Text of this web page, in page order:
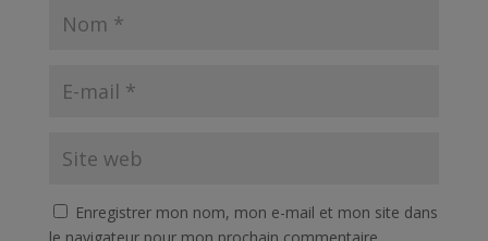
Enregistrer mon nom, mon e-mail et mon site dans